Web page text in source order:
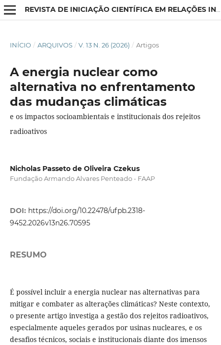
REVISTA DE INICIAÇÃO CIENTÍFICA EM RELAÇÕES INTERNACIONAIS
INÍCIO / ARQUIVOS / V. 13 N. 26 (2026) / Artigos
A energia nuclear como
alternativa no enfrentamento
das mudanças climáticas
e os impactos socioambientais e institucionais dos rejeitos
radioativos
Nicholas Passeto de Oliveira Czekus
Fundação Armando Alvares Penteado - FAAP
DOI: https://doi.org/10.22478/ufpb.2318-
9452.2026v13n26.70595
RESUMO
É possível incluir a energia nuclear nas alternativas para
mitigar e combater as alterações climáticas? Neste contexto,
o presente artigo investiga a gestão dos rejeitos radioativos,
especialmente aqueles gerados por usinas nucleares, e os
desafios técnicos, sociais e institucionais diante dos imensos